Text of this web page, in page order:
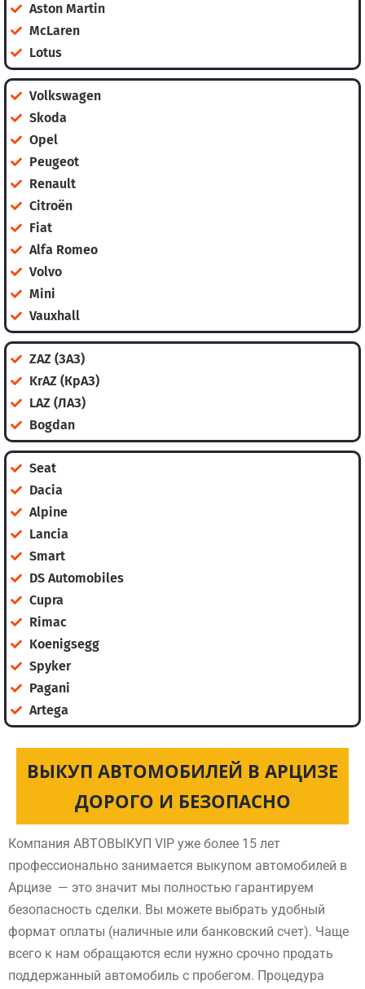
Aston Martin
McLaren
Lotus
Volkswagen
Skoda
Opel
Peugeot
Renault
Citroën
Fiat
Alfa Romeo
Volvo
Mini
Vauxhall
ZAZ (ЗАЗ)
KrAZ (КрАЗ)
LAZ (ЛАЗ)
Bogdan
Seat
Dacia
Alpine
Lancia
Smart
DS Automobiles
Cupra
Rimac
Koenigsegg
Spyker
Pagani
Artega
ВЫКУП АВТОМОБИЛЕЙ В АРЦИЗЕ
ДОРОГО И БЕЗОПАСНО
Компания АВТОВЫКУП VIP уже более 15 лет
профессионально занимается выкупом автомобилей в
Арцизе — это значит мы полностью гарантируем
безопасность сделки. Вы можете выбрать удобный
формат оплаты (наличные или банковский счет). Чаще
всего к нам обращаются если нужно срочно продать
поддержанный автомобиль с пробегом. Процедура